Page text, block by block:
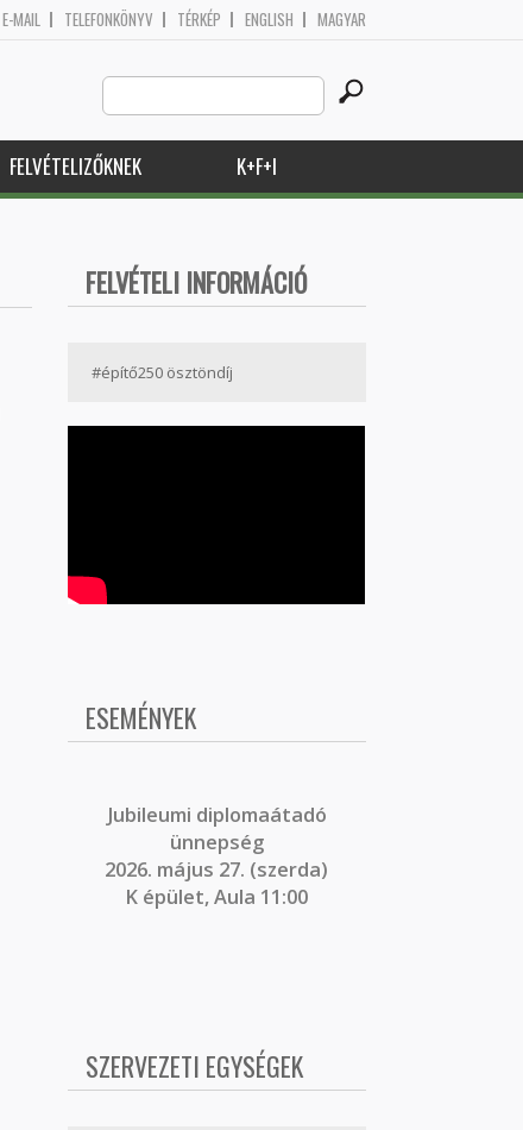
E-MAIL TELEFONKÖNYV TÉRKÉP ENGLISH MAGYAR
Search
this
site
FELVÉTELIZŐKNEK K+F+I
FELVÉTELI INFORMÁCIÓ
#építő250 ösztöndíj
ESEMÉNYEK
Jubileumi diplomaátadó
ünnepség
2026. május 27. (szerda)
K épület, Aula 11:00
SZERVEZETI EGYSÉGEK